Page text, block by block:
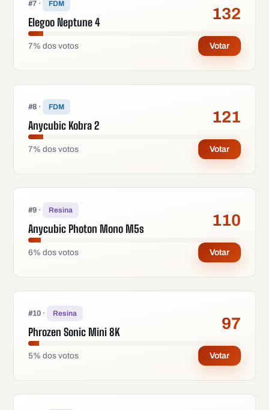
#7 · FDM
Elegoo Neptune 4 132
7% dos votos Votar
#8 · FDM
Anycubic Kobra 2 121
7% dos votos Votar
#9 · Resina
Anycubic Photon Mono M5s 110
6% dos votos Votar
#10 · Resina
Phrozen Sonic Mini 8K 97
5% dos votos Votar